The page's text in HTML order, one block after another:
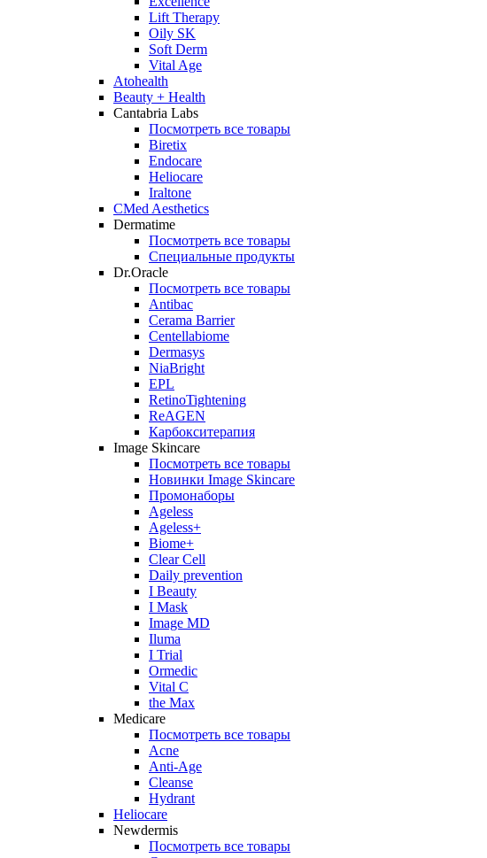
Lift Therapy
Oily SK
Soft Derm
Vital Age
Atohealth
Beauty + Health
Cantabria Labs
Посмотреть все товары
Biretix
Endocare
Heliocare
Iraltone
CMed Aesthetics
Dermatime
Посмотреть все товары
Специальные продукты
Dr.Oracle
Посмотреть все товары
Antibac
Cerama Barrier
Centellabiome
Dermasys
NiaBright
EPL
RetinoTightening
ReAGEN
Карбокситерапия
Image Skincare
Посмотреть все товары
Новинки Image Skincare
Промонаборы
Ageless
Ageless+
Biome+
Clear Cell
Daily prevention
I Beauty
I Mask
Image MD
Iluma
I Trial
Ormedic
Vital C
the Max
Medicare
Посмотреть все товары
Acne
Anti‑Age
Cleanse
Hydrant
Heliocare
Newdermis
Посмотреть все товары